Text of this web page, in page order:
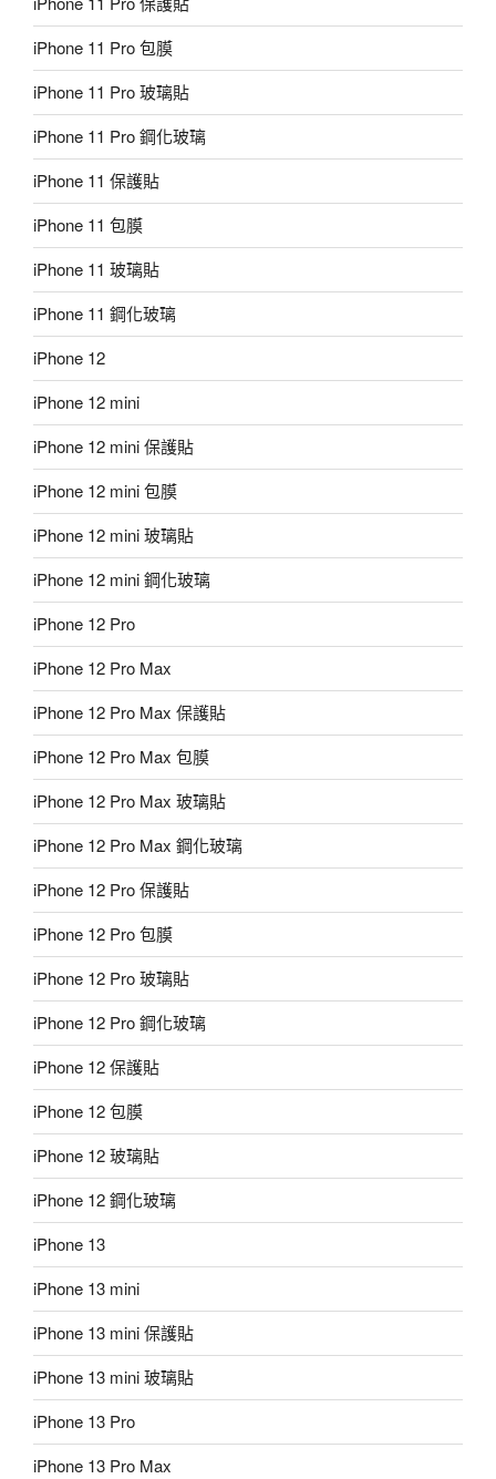
iPhone 11 Pro 包膜
iPhone 11 Pro 玻璃貼
iPhone 11 Pro 鋼化玻璃
iPhone 11 保護貼
iPhone 11 包膜
iPhone 11 玻璃貼
iPhone 11 鋼化玻璃
iPhone 12
iPhone 12 mini
iPhone 12 mini 保護貼
iPhone 12 mini 包膜
iPhone 12 mini 玻璃貼
iPhone 12 mini 鋼化玻璃
iPhone 12 Pro
iPhone 12 Pro Max
iPhone 12 Pro Max 保護貼
iPhone 12 Pro Max 包膜
iPhone 12 Pro Max 玻璃貼
iPhone 12 Pro Max 鋼化玻璃
iPhone 12 Pro 保護貼
iPhone 12 Pro 包膜
iPhone 12 Pro 玻璃貼
iPhone 12 Pro 鋼化玻璃
iPhone 12 保護貼
iPhone 12 包膜
iPhone 12 玻璃貼
iPhone 12 鋼化玻璃
iPhone 13
iPhone 13 mini
iPhone 13 mini 保護貼
iPhone 13 mini 玻璃貼
iPhone 13 Pro
iPhone 13 Pro Max